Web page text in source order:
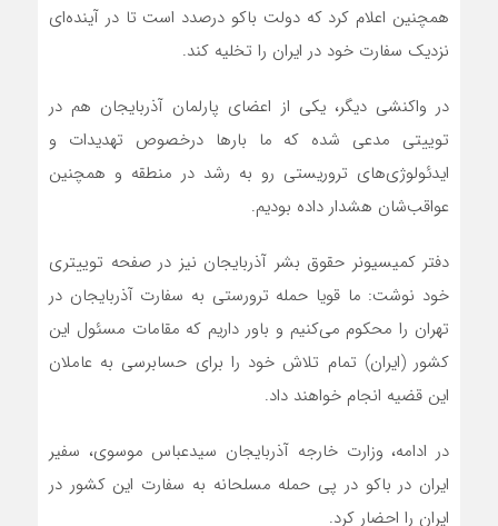
همچنین اعلام کرد که دولت باکو درصدد است تا در آینده‌ای
نزدیک سفارت خود در ایران را تخلیه کند.
در واکنشی دیگر، یکی از اعضای پارلمان آذربایجان هم در
توییتی مدعی شده که ما بار‌ها درخصوص تهدیدات و
ایدئولوژی‌های تروریستی رو به رشد در منطقه و همچنین
عواقب‌شان هشدار داده بودیم.
دفتر کمیسیونر حقوق بشر آذربایجان نیز در صفحه توییتری
خود نوشت: ما قویا حمله ترورستی به سفارت آذربایجان در
تهران را محکوم می‌کنیم و باور داریم که مقامات مسئول این
کشور (ایران) تمام تلاش خود را برای حسابرسی به عاملان
این قضیه انجام خواهند داد.
در ادامه، وزارت خارجه آذربایجان سیدعباس موسوی، سفیر
ایران در باکو در پی حمله مسلحانه به سفارت این کشور در
ایران را احضار کرد.